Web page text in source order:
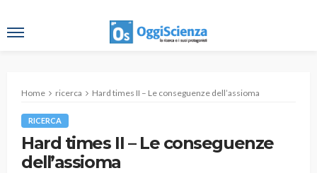
Home ricerca Hard times II – Le conseguenze dell’assioma
RICERCA
Hard times II – Le conseguenze
dell’assioma